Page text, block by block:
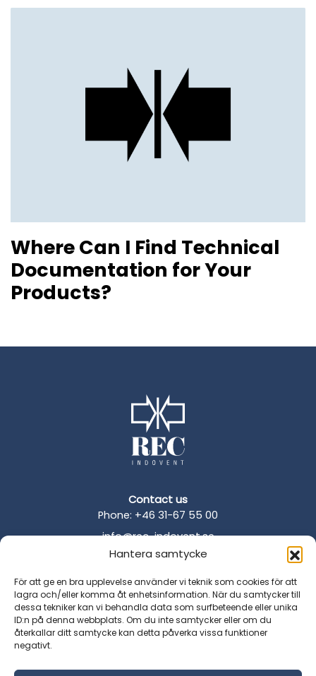
Hantera samtycke
För att ge en bra upplevelse använder vi teknik som cookies för att
lagra och/eller komma åt enhetsinformation. När du samtycker till
dessa tekniker kan vi behandla data som surfbeteende eller unika
ID:n på denna webbplats. Om du inte samtycker eller om du
återkallar ditt samtycke kan detta påverka vissa funktioner
negativt.
Where Can I Find Technical
Documentation for Your
Products?
Contact us
Phone: +46 31-67 55 00
info@rec-indovent.se
Betagatan 1
431 49 Mölndal
Sweden
Terms and Conditions